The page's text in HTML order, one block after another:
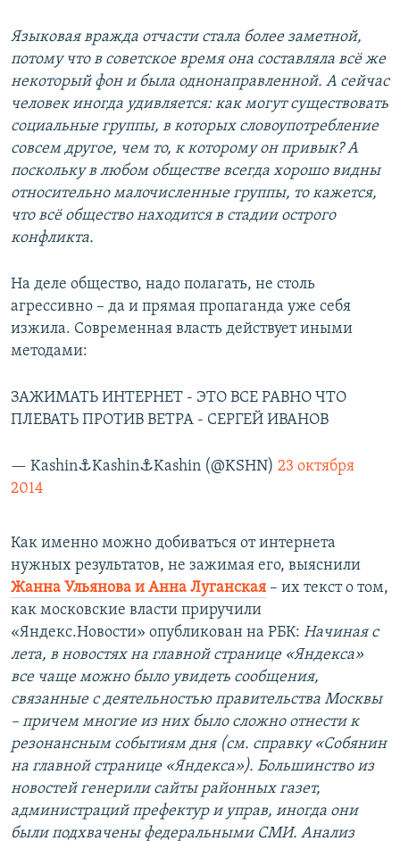
Языковая вражда отчасти стала более заметной,
потому что в советское время она составляла всё же
некоторый фон и была однонаправленной. А сейчас
человек иногда удивляется: как могут существовать
социальные группы, в которых словоупотребление
совсем другое, чем то, к которому он привык? А
поскольку в любом обществе всегда хорошо видны
относительно малочисленные группы, то кажется,
что всё общество находится в стадии острого
конфликта.
На деле общество, надо полагать, не столь
агрессивно – да и прямая пропаганда уже себя
изжила. Современная власть действует иными
методами:
ЗАЖИМАТЬ ИНТЕРНЕТ - ЭТО ВСЕ РАВНО ЧТО
ПЛЕВАТЬ ПРОТИВ ВЕТРА - СЕРГЕЙ ИВАНОВ
— Kashin⚓Kashin⚓Kashin (@KSHN) 23 октября
2014
Как именно можно добиваться от интернета
нужных результатов, не зажимая его, выяснили
Жанна Ульянова и Анна Луганская – их текст о том,
как московские власти приручили
«Яндекс.Новости» опубликован на РБК: Начиная с
лета, в новостях на главной странице «Яндекса»
все чаще можно было увидеть сообщения,
связанные с деятельностью правительства Москвы
– причем многие из них было сложно отнести к
резонансным событиям дня (см. справку «Собянин
на главной странице «Яндекса»). Большинство из
новостей генерили сайты районных газет,
администраций префектур и управ, иногда они
были подхвачены федеральными СМИ. Анализ